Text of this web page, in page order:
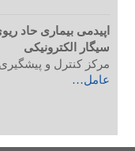
اپیدمی بیماری حاد
سیگار الکترونیکی
مرکز کنترل و پیشگیری
عامل…